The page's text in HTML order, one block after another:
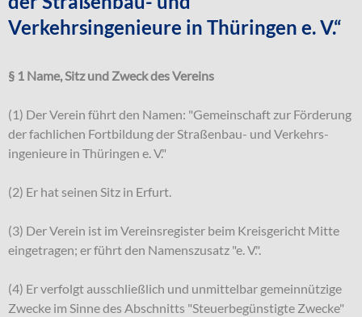
Verkehrsingenieure in Thüringen e. V.“
§ 1 Name, Sitz und Zweck des Vereins
(1) Der Verein führt den Namen: "Gemeinschaft zur Förderung
der fachlichen Fortbildung der Straßenbau- und Verkehrs-
ingenieure in Thüringen e. V."
(2) Er hat seinen Sitz in Erfurt.
(3) Der Verein ist im Vereinsregister beim Kreisgericht Mitte
eingetragen; er führt den Namenszusatz "e. V.".
(4) Er verfolgt ausschließlich und unmittelbar gemeinnützige
Zwecke im Sinne des Abschnitts "Steuerbegünstigte Zwecke"